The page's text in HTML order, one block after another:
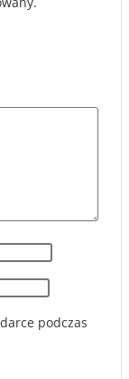
podczas